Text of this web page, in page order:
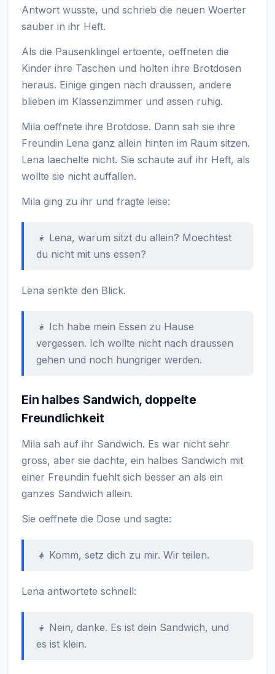
Antwort wusste, und schrieb die neuen Woerter
sauber in ihr Heft.
Als die Pausenklingel ertoente, oeffneten die
Kinder ihre Taschen und holten ihre Brotdosen
heraus. Einige gingen nach draussen, andere
blieben im Klassenzimmer und assen ruhig.
Mila oeffnete ihre Brotdose. Dann sah sie ihre
Freundin Lena ganz allein hinten im Raum sitzen.
Lena laechelte nicht. Sie schaute auf ihr Heft, als
wollte sie nicht auffallen.
Mila ging zu ihr und fragte leise:
👧 Lena, warum sitzt du allein? Moechtest
du nicht mit uns essen?
Lena senkte den Blick.
👧 Ich habe mein Essen zu Hause
vergessen. Ich wollte nicht nach draussen
gehen und noch hungriger werden.
Ein halbes Sandwich, doppelte
Freundlichkeit
Mila sah auf ihr Sandwich. Es war nicht sehr
gross, aber sie dachte, ein halbes Sandwich mit
einer Freundin fuehlt sich besser an als ein
ganzes Sandwich allein.
Sie oeffnete die Dose und sagte:
👧 Komm, setz dich zu mir. Wir teilen.
Lena antwortete schnell:
👧 Nein, danke. Es ist dein Sandwich, und
es ist klein.